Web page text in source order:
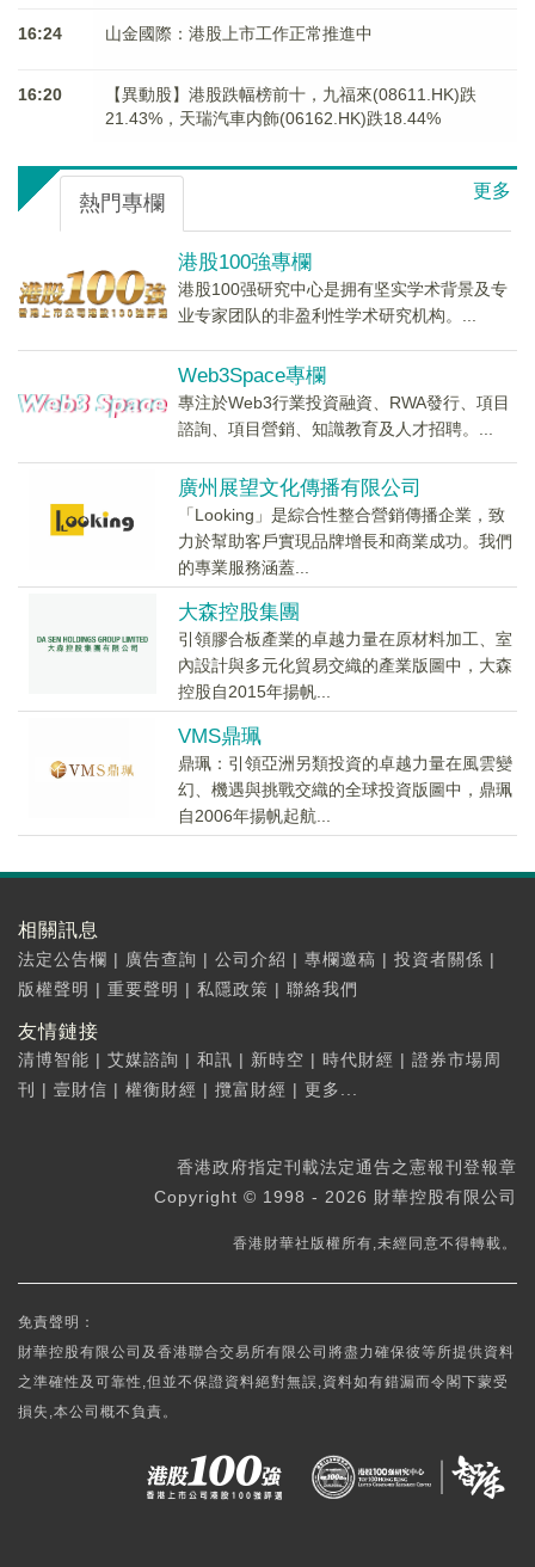
16:24 山金國際：港股上市工作正常推進中
16:20
【異動股】港股跌幅榜前十，九福來(08611.HK)跌
21.43%，天瑞汽車内飾(06162.HK)跌18.44%
更多
熱門專欄
港股100強專欄
港股100强研究中心是拥有坚实学术背景及专
业专家团队的非盈利性学术研究机构。...
Web3Space專欄
專注於Web3行業投資融資、RWA發行、項目
諮詢、項目營銷、知識教育及人才招聘。...
廣州展望文化傳播有限公司
「Looking」是綜合性整合營銷傳播企業，致
力於幫助客戶實現品牌增長和商業成功。我們
的專業服務涵蓋...
大森控股集團
引領膠合板產業的卓越力量在原材料加工、室
內設計與多元化貿易交織的產業版圖中，大森
控股自2015年揚帆...
VMS鼎珮
鼎珮：引領亞洲另類投資的卓越力量在風雲變
幻、機遇與挑戰交織的全球投資版圖中，鼎珮
自2006年揚帆起航...
相關訊息
法定公告欄 | 廣告查詢 | 公司介紹 | 專欄邀稿 | 投資者關係 |
版權聲明 | 重要聲明 | 私隱政策 | 聯絡我們
友情鏈接
清博智能 | 艾媒諮詢 | 和訊 | 新時空 | 時代財經 | 證券市場周
刊
| 壹財信 | 權衡財經 | 攬富財經 | 更多...
香港政府指定刊載法定通告之憲報刊登報章
Copyright © 1998 - 2026 財華控股有限公司
香港財華社版權所有,未經同意不得轉載。
免責聲明：
財華控股有限公司及香港聯合交易所有限公司將盡力確保彼等所提供資料
之準確性及可靠性,但並不保證資料絕對無誤,資料如有錯漏而令閣下蒙受
損失,本公司概不負責。